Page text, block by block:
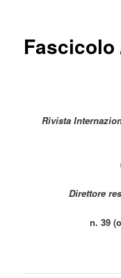
Fascicolo
Rivista
Direttore
n. 39